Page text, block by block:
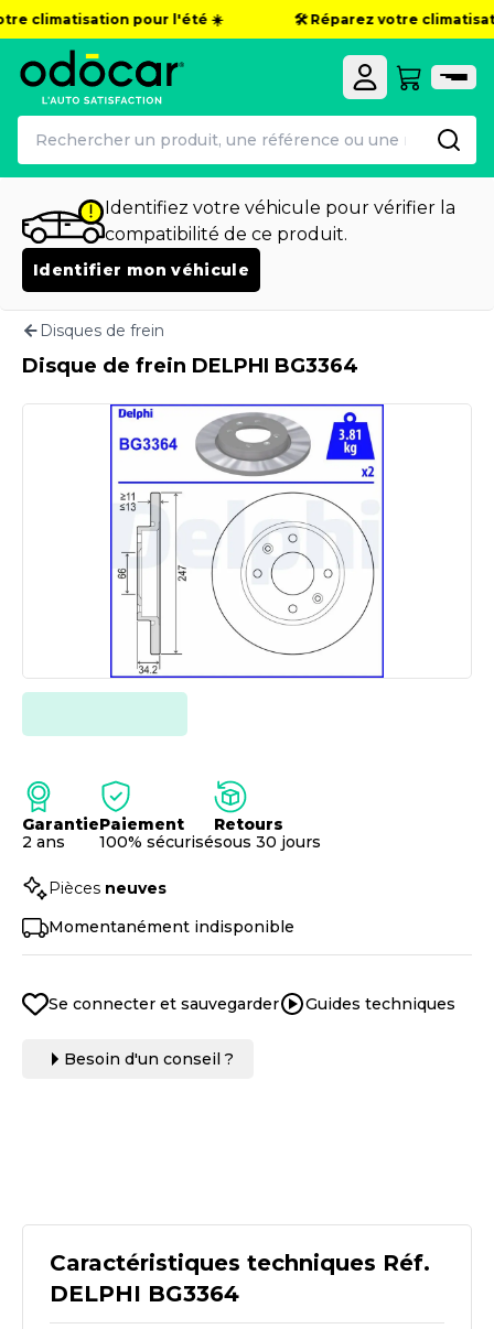
climatisation pour l'été ☀️ 🛠️ Réparez votre
Identifiez votre véhicule pour vérifier la
compatibilité de ce produit.
Identifier mon véhicule
Disques de frein
Caractéristiques techniques Réf.
DELPHI BG3364
Disque de frein DELPHI BG3364
Garantie
2 ans
Paiement
100% sécurisé
Retours
sous 30 jours
Pièces neuves
Momentanément indisponible
Se connecter et sauvegarder Guides techniques
Besoin d'un conseil ?